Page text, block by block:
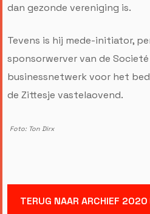
dan gezonde vereniging is.
Tevens is hij mede-initiator,
sponsorwerver van de
businessnetwerk voor het
de Zittesje vastelaovend.
Foto: Ton Dirx
TERUG NAAR ARCHIEF 2020